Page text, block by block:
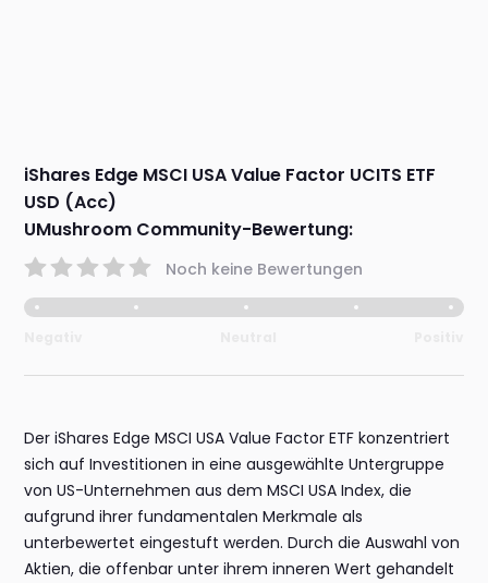
iShares Edge MSCI USA Value Factor UCITS ETF
USD (Acc)
UMushroom Community-Bewertung:
Noch keine Bewertungen
Der iShares Edge MSCI USA Value Factor ETF konzentriert
sich auf Investitionen in eine ausgewählte Untergruppe
von US-Unternehmen aus dem MSCI USA Index, die
aufgrund ihrer fundamentalen Merkmale als
unterbewertet eingestuft werden. Durch die Auswahl von
Aktien, die offenbar unter ihrem inneren Wert gehandelt